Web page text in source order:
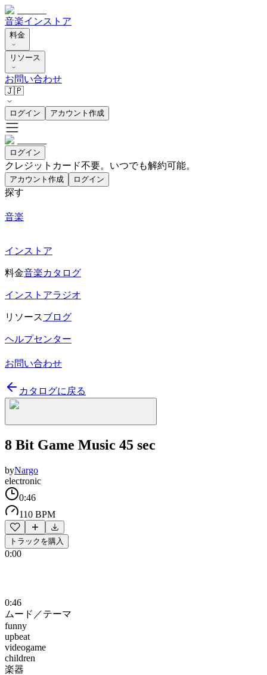
音楽インストア
料金
リソース
お問い合わせ
🇯🇵
ログイン アカウント作成
ログイン
クレジットカード不要。いつでも解約可能。
アカウント作成 ログイン
探す
音楽
インストア
料金音楽カタログ
インストアラジオ
リソースブログ
ヘルプセンター
お問い合わせ
カタログに戻る
8 Bit Game Music 45 sec
byNargo
electronic
0:46
110 BPM
トラックを購入
0:00
0:46
ムード／テーマ
funny
upbeat
videogame
children
楽器